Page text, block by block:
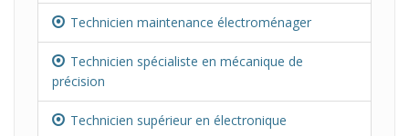
Technicien maintenance électroménager
Technicien spécialiste en mécanique de
précision
Technicien supérieur en électronique